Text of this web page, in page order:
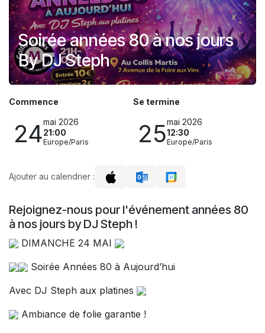
Soirée années 80 à nos jours
By DJ Steph
Commence
24mai 2026
21:00
Europe/Paris
Se termine
25mai 2026
12:30
Europe/Paris
Ajouter au calendrier :
Rejoignez-nous pour l'événement années 80
à nos jours by DJ Steph !
DIMANCHE 24 MAI
Soirée Années 80 à Aujourd’hui
Avec DJ Steph aux platines
Ambiance de folie garantie !